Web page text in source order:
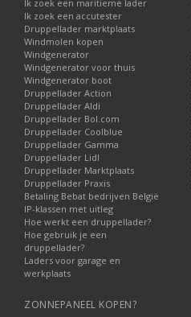
Ik zoek een maritieme lader
Ik zoek een accutester
Druppellader marktplaats
Windmolen kopen
Windgenerator
Windgenerator voor thuis
Windgenerator boot
Druppellader Action
Druppellader Aldi
Druppellader Bol.com
Druppellader Coolblue
Druppellader Gamma
Druppellader Lidl
Druppellader Marktplaats
Druppellader Praxis
Betaling Bebat bedrijven België
IP-klassen met uitleg
Hoe werkt een druppellader?
Hoe gebruik je een
druppellader?
Laders voor garage en
werkplaats
ZONNEPANEEL KOPEN?